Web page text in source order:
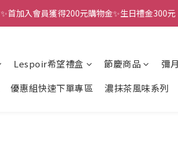
全館滿千免運
✨首加入會員獲得200元購物金✨生日禮金300元
Lespoir希望禮盒 節慶商品 彌
優惠組快速下單專區 濃抹茶風味系列